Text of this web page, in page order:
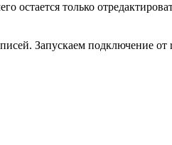
остается только
Запускаем подключение от